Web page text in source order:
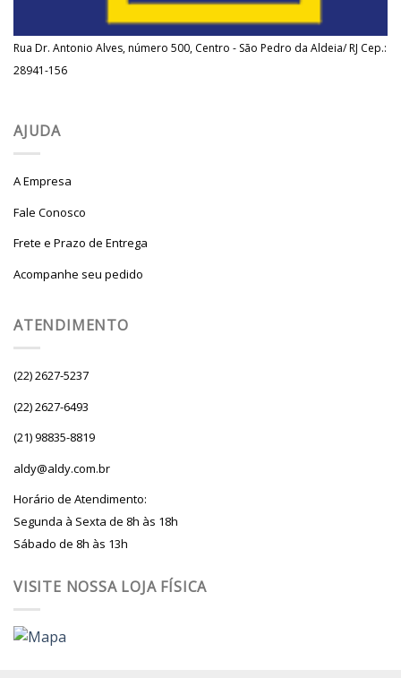
Rua Dr. Antonio Alves, número 500, Centro - São Pedro da Aldeia/ RJ Cep.:
28941-156
AJUDA
A Empresa
Fale Conosco
Frete e Prazo de Entrega
Acompanhe seu pedido
ATENDIMENTO
(22) 2627-5237
(22) 2627-6493
(21) 98835-8819
aldy@aldy.com.br
Horário de Atendimento:
Segunda à Sexta de 8h às 18h
Sábado de 8h às 13h
VISITE NOSSA LOJA FÍSICA